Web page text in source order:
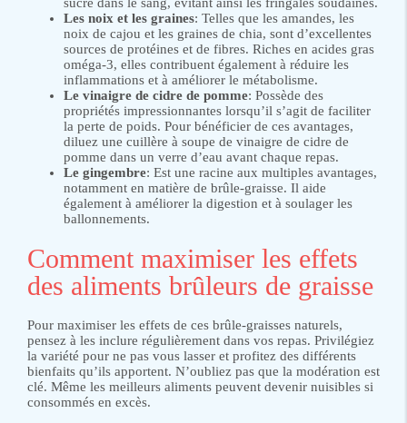
Les noix et les graines: Telles que les amandes, les
noix de cajou et les graines de chia, sont d’excellentes
sources de protéines et de fibres. Riches en acides gras
oméga-3, elles contribuent également à réduire les
inflammations et à améliorer le métabolisme.
Le vinaigre de cidre de pomme: Possède des
propriétés impressionnantes lorsqu’il s’agit de faciliter
la perte de poids. Pour bénéficier de ces avantages,
diluez une cuillère à soupe de vinaigre de cidre de
pomme dans un verre d’eau avant chaque repas.
Le gingembre: Est une racine aux multiples avantages,
notamment en matière de brûle-graisse. Il aide
également à améliorer la digestion et à soulager les
ballonnements.
Comment maximiser les effets
des aliments brûleurs de graisse
Pour maximiser les effets de ces brûle-graisses naturels,
pensez à les inclure régulièrement dans vos repas. Privilégiez
la variété pour ne pas vous lasser et profitez des différents
bienfaits qu’ils apportent. N’oubliez pas que la modération est
clé. Même les meilleurs aliments peuvent devenir nuisibles si
consommés en excès.